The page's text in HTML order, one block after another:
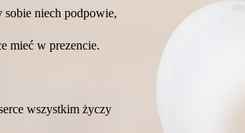
sobie niech podpowie,
mieć w prezencie.
wszystkim życzy